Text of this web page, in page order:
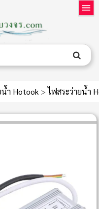
น้ำ Hotook > ไฟสระว่ายน้ำ